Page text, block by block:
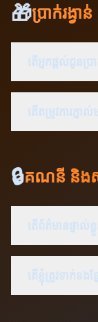
🎁ប្រាក់រង្វា
តើអ្នកផ្តល់ជូនប្រា
តើតម្រូវការភ្នាល់
🔒គណនី និងសុ
តើព័ត៌មានផ្ទាល់ខ្
តើខ្ញុំត្រូវទាក់ទ